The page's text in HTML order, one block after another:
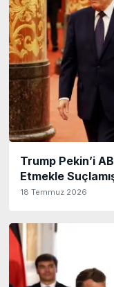
Trump Pekin’i
Etmekle
18 Temmuz 2026